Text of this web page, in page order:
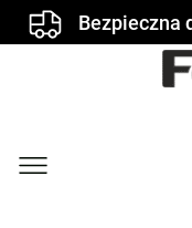
Bezpieczna